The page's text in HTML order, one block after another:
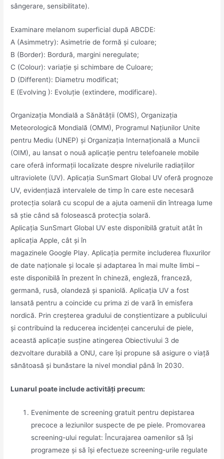
sângerare, sensibilitate).
Examinare melanom superficial după ABCDE:
A (Asimmetry): Asimetrie de formă și culoare;
B (Border): Bordură, margini neregulate;
C (Colour): variație și schimbare de Culoare;
D (Different): Diametru modificat;
E (Evolving ): Evoluție (extindere, modificare).
Organizația Mondială a Sănătății (OMS), Organizația
Meteorologică Mondială (OMM), Programul Națiunilor Unite
pentru Mediu (UNEP) și Organizația Internațională a Muncii
(OIM), au lansat o nouă aplicație pentru telefoanele mobile
care oferă informații localizate despre nivelurile radiațiilor
ultraviolete (UV). Aplicația SunSmart Global UV oferă prognoze
UV, evidențiază intervalele de timp în care este necesară
protecția solară cu scopul de a ajuta oamenii din întreaga lume
să știe când să folosească protecția solară.
Aplicația SunSmart Global UV este disponibilă gratuit atât în ​​
aplicația Apple, cât și în
magazinele Google Play. Aplicația permite includerea fluxurilor
de date naționale și locale și adaptarea în mai multe limbi –
este disponibilă în prezent în chineză, engleză, franceză,
germană, rusă, olandeză și spaniolă. Aplicația UV a fost
lansată pentru a coincide cu prima zi de vară în emisfera
nordică. Prin creșterea gradului de conștientizare a publicului
și contribuind la reducerea incidenței cancerului de piele,
această aplicație susține atingerea Obiectivului 3 de
dezvoltare durabilă a ONU, care își propune să asigure o viață
sănătoasă și bunăstare la nivel mondial până în 2030.
Lunarul poate include activități precum:
Evenimente de screening gratuit pentru depistarea
precoce a leziunilor suspecte de pe piele. Promovarea
screening-ului regulat: Încurajarea oamenilor să își
programeze și să își efectueze screening-urile regulate